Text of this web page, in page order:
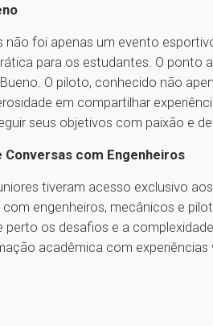
foi apenas um evento
para os estudantes. O ponto
O piloto, conhecido não
em compartilhar
seus objetivos com paixão e
com Engenheiros
tiveram acesso exclusivo
engenheiros, mecânicos e
os desafios e a
acadêmica com experiências
1